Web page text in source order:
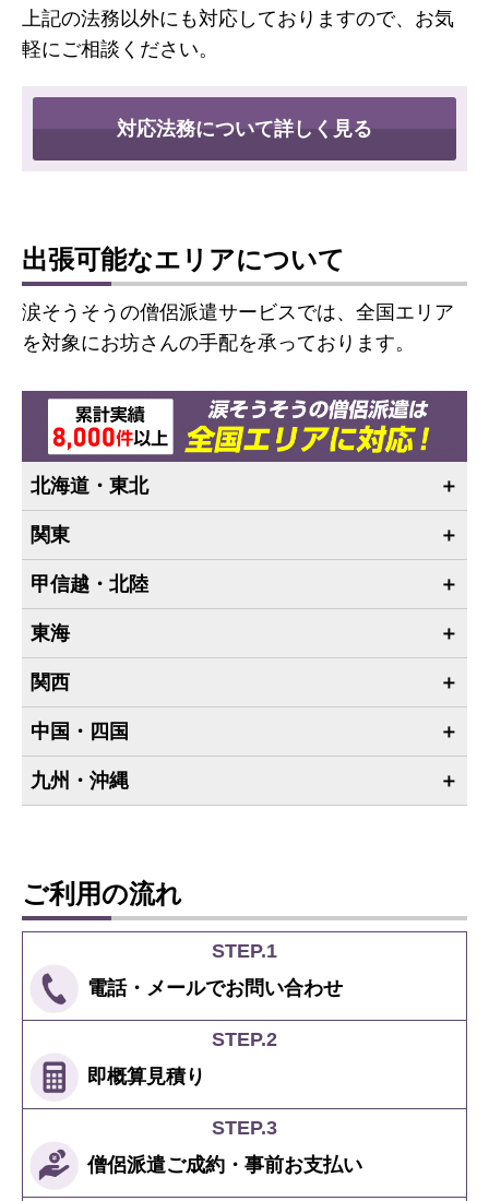
上記の法務以外にも対応しておりますので、お気
軽にご相談ください。
対応法務について詳しく見る
出張可能なエリアについて
涙そうそうの僧侶派遣サービスでは、全国エリア
を対象にお坊さんの手配を承っております。
北海道・東北
関東
甲信越・北陸
東海
関西
中国・四国
九州・沖縄
ご利用の流れ
STEP.1
電話・メールでお問い合わせ
STEP.2
即概算見積り
STEP.3
僧侶派遣ご成約 ・ 事前お支払い